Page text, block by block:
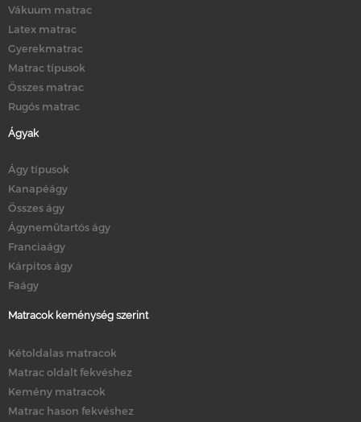
Vákuum matrac
Latex matrac
Gyerekmatrac
Matrac típusok
Összes matrac
Rugós matrac
Ágyak
Ágy típusok
Kanapéágy
Összes ágy
Ágyneműtartós ágy
Franciaágy
Kárpitos ágy
Faágy
Matracok keménység szerint
Kétoldalas matracok
Matrac oldalt fekvéshez
Kemény matracok
Matrac hason fekvéshez